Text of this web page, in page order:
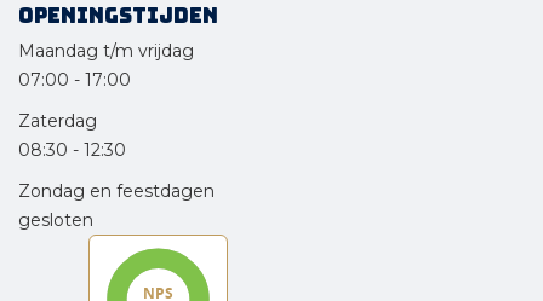
Openingstijden
Maandag t/m vrijdag
07:00 - 17:00
Zaterdag
08:30 - 12:30
Zondag en feestdagen
gesloten